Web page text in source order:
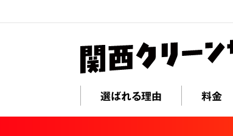
選ばれる理由 料金